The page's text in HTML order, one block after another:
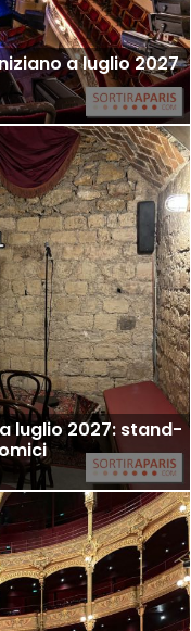
a luglio 2027
luglio 2027: stand-